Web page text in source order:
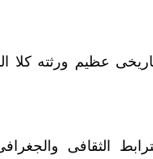
عظيم ورثته كلا
ترجع إلى 300عام من الترابط